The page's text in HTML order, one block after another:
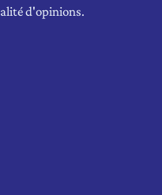
d'opinions.